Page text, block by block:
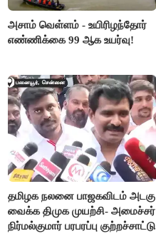
அசாம் வெள்ளம் - உயிரிழந்தோர்
எண்ணிக்கை 99 ஆக உயர்வு!
தமிழக நலனை பாஜகவிடம் அடகு
வைக்க திமுக முயற்சி- அமைச்சர்
நிர்மல்குமார் பரபரப்பு குற்றச்சாட்டு